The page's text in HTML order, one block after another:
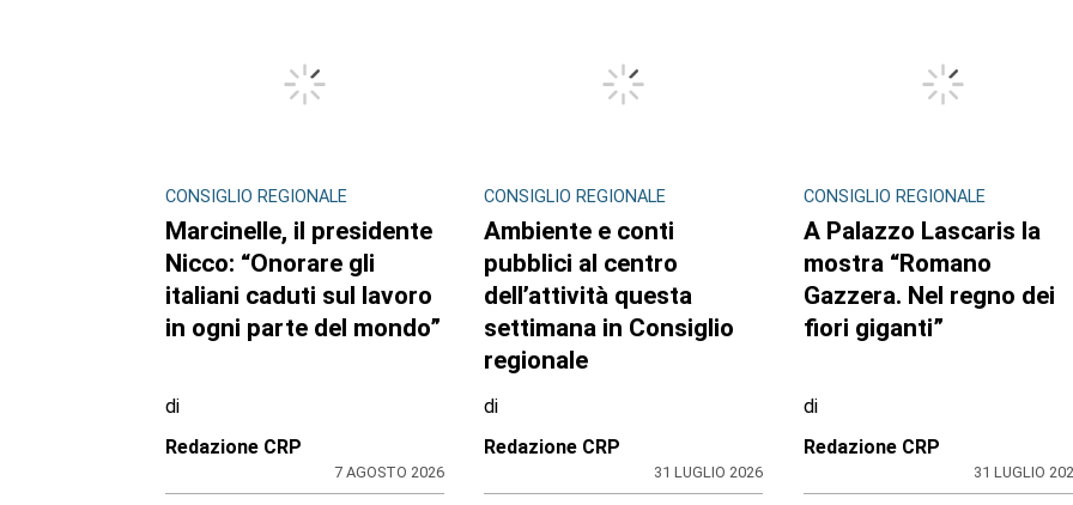
CONSIGLIO REGIONALE
Marcinelle, il presidente
Nicco: “Onorare gli
italiani caduti sul lavoro
in ogni parte del mondo”
di
Redazione CRP
7 AGOSTO 2026
CONSIGLIO REGIONALE
Ambiente e conti
pubblici al centro
dell’attività questa
settimana in Consiglio
regionale
di
Redazione CRP
31 LUGLIO 2026
CONSIGLIO REGIONALE
A Palazzo Lascaris la
mostra “Romano
Gazzera. Nel regno dei
fiori giganti”
di
Redazione CRP
31 LUGLIO